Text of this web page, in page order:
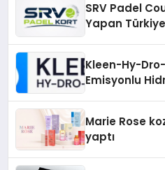
SRV Padel
Yapan
Kleen-Hy-Dro-
Emisyonlu
Marie Rose
yaptı